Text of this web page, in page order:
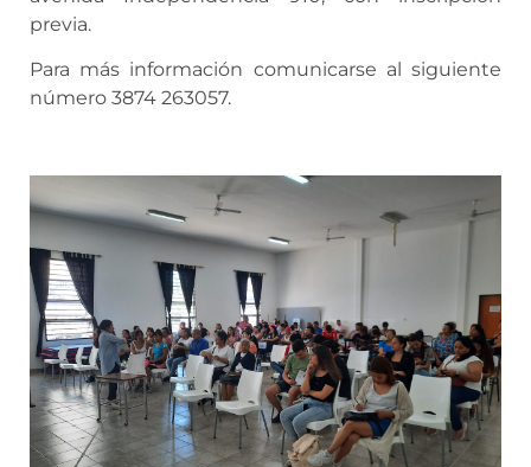
previa.
Para más información comunicarse al siguiente
número 3874 263057.